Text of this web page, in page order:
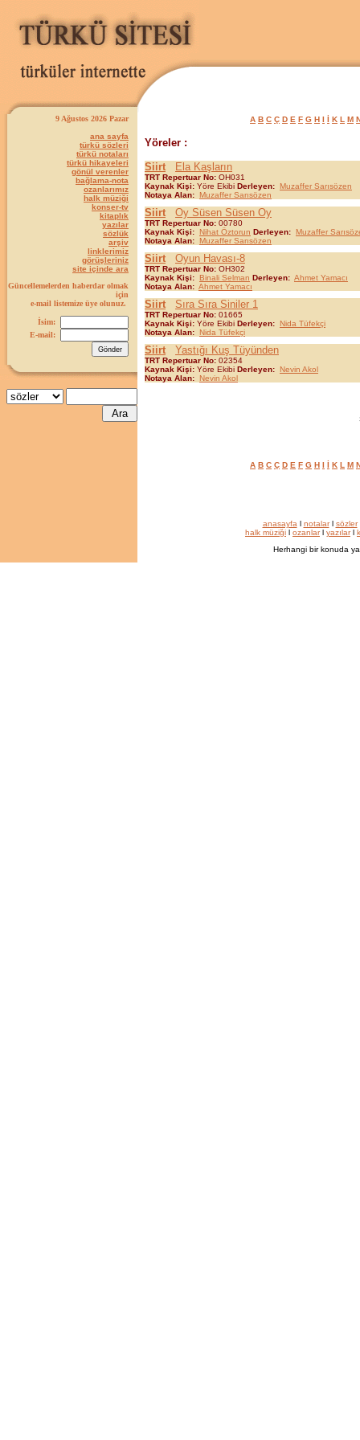
9 Ağustos 2026 Pazar
ana sayfa
türkü sözleri
türkü notaları
türkü hikayeleri
gönül verenler
bağlama-nota
ozanlarımız
halk müziği
konser-tv
kitaplık
yazılar
sözlük
arşiv
linklerimiz
görüşleriniz
site içinde ara
Güncellemelerden haberdar olmak
için
e-mail listemize üye olunuz.
İsim:
E-mail:
A B C Ç D E F G H I İ K L M
Yöreler :
Siirt
Ela Kaşların
TRT Repertuar No: OH031
Kaynak Kişi: Yöre Ekibi Derleyen: Muzaffer Sarısözen
Notaya Alan: Muzaffer Sarısözen
Siirt Oy Süsen Süsen Oy
TRT Repertuar No: 00780
Kaynak Kişi: Nihat Öztorun Derleyen: Muzaffer
Notaya Alan: Muzaffer Sarısözen
Siirt Oyun Havası-8
TRT Repertuar No: OH302
Kaynak Kişi: Binali Selman Derleyen: Ahmet Yamacı
Notaya Alan: Ahmet Yamacı
Siirt Sıra Sıra Siniler 1
TRT Repertuar No: 01665
Kaynak Kişi: Yöre Ekibi Derleyen: Nida Tüfekçi
Notaya Alan: Nida Tüfekçi
Siirt Yastığı Kuş Tüyünden
TRT Repertuar No: 02354
Kaynak Kişi: Yöre Ekibi Derleyen: Nevin Akol
Notaya Alan: Nevin Akol
A B C Ç D E F G H I İ K L M
anasayfa l notalarl sözler
halk müziği l ozanlarl yazılarl
Herhangi bir konuda